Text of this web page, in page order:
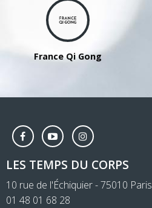
France Qi Gong
LES TEMPS DU CORPS
10 rue de l'Échiquier - 75010 Paris
01 48 01 68 28